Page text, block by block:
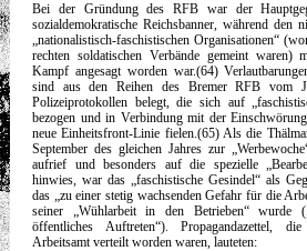
Bei der Gründung des RFB war der
sozialdemokratische Reichsbanner, während den
„nationalistisch-faschistischen Organisationen“
rechten soldatischen Verbände gemeint waren)
Kampf angesagt worden war.(64)
sind aus den Reihen des Bremer RFB vom
Polizeiprotokollen belegt, die sich auf
bezogen und in Verbindung mit der
neue Einheitsfront-Linie fielen.(65) Als die
September des gleichen Jahres zur
aufrief und besonders auf die spezielle
hinwies, war das „faschistische Gesindel“ als
das „zu einer stetig wachsenden Gefahr für die
seiner „Wühlarbeit in den Betrieben“ wurde
öffentliches Auftreten“). Propagandazettel,
Arbeitsamt verteilt worden waren, lauteten: